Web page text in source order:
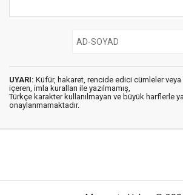
UYARI: Küfür, hakaret, rencide edici cümleler veya
içeren, imla kuralları ile yazılmamış,
Türkçe karakter kullanılmayan ve büyük harflerle
onaylanmamaktadır.